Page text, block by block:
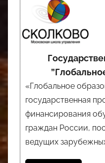
«Глобальное
государственная
финансирования
граждан России,
ведущих